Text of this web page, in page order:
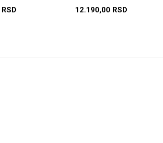
RSD
12.190,00 RSD